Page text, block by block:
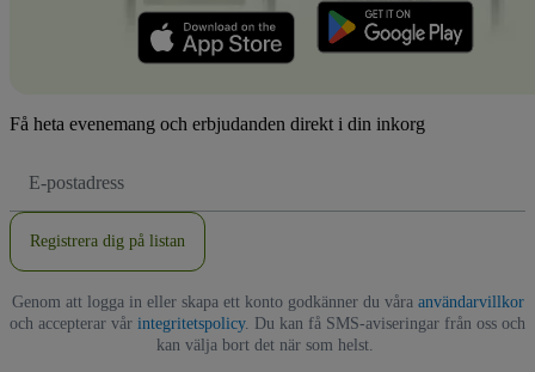
Få heta evenemang och erbjudanden direkt i din inkorg
postadress
Registrera dig på listan
Genom att logga in eller skapa ett konto godkänner du våra användarvillkor
och accepterar vår integritetspolicy. Du kan få SMS-aviseringar från oss och
kan välja bort det när som helst.